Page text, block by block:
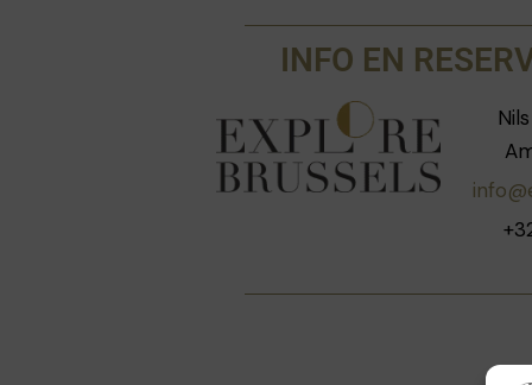
weggelegd voor de zo
pakketbootarchitectuur, wel
jaar oude piano, tal van
uiteraard de belangrijkste
Archiduc: jazzpionnier Stan
bij de openbare omroep. Hij is
INFO EN